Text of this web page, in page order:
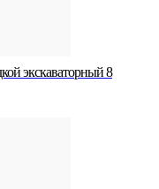
экскаваторный 8